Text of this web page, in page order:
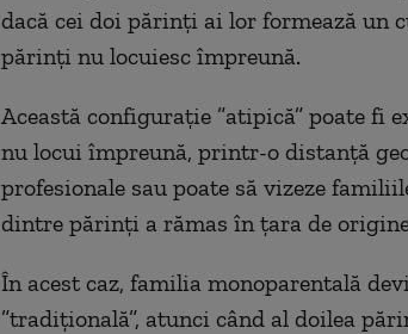
dacă cei doi părinţi ai lor formează un
părinţi nu locuiesc împreună.
Această configuraţie ”atipică” poate fi
nu locui împreună, printr-o distanţă
profesionale sau poate să vizeze
dintre părinţi a rămas în ţara de
În acest caz, familia monoparentală
”tradiţională”, atunci când al doilea